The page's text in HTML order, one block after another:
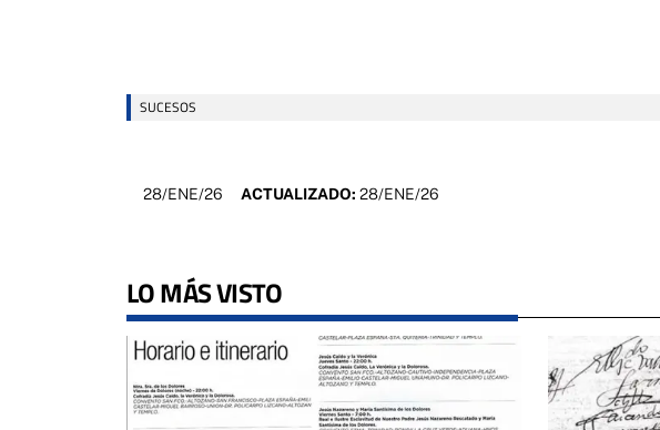
SUCESOS
28/ENE/26 ACTUALIZADO: 28/ENE/26
LO MÁS VISTO